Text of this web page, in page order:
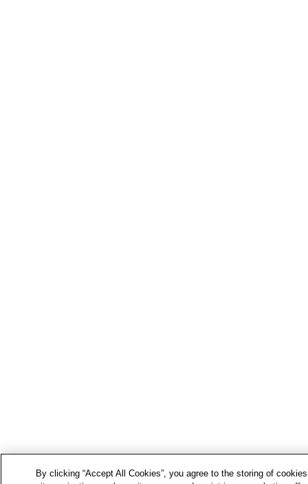
By clicking “Accept All Cookies”, you agree to the storing of